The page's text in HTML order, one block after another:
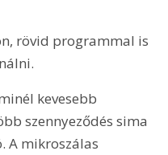
rövid programmal is
kevesebb
szennyeződés sima
A mikroszálas